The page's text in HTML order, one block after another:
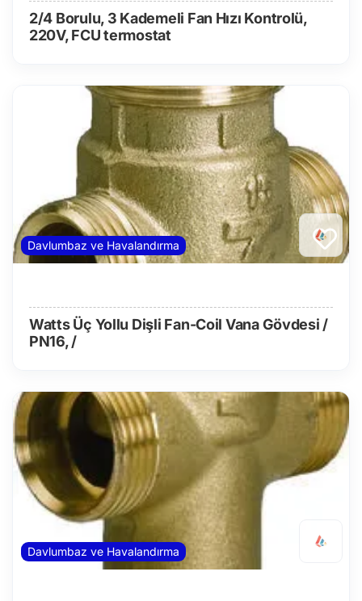
2/4 Borulu, 3 Kademeli Fan Hızı Kontrolü,
220V, FCU termostat
Davlumbaz ve Havalandırma
Watts Üç Yollu Dişli Fan-Coil Vana Gövdesi /
PN16, /
Davlumbaz ve Havalandırma